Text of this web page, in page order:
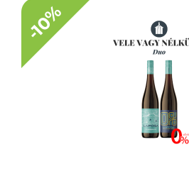
-10%